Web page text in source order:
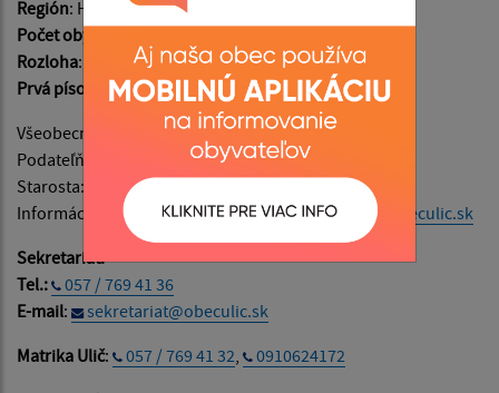
Región: Horný Zemplín
Počet obyvateľov
Rozloha: 2515 ha
Prvá písomná zmienka
: v roku 1451
Všeobecné informácie:
info@obeculic.sk
Podateľňa:
podatelna@obeculic.sk
Starosta:
starosta@obeculic.sk
0907 186 789
Informácie o napĺňaní webového sídla:
admin@obeculic.sk
Sekretariát:
Tel.:
057 / 769 41 36
E-mail:
sekretariat@obeculic.sk
Matrika Ulič: 057 / 769 41 32,
0910624172